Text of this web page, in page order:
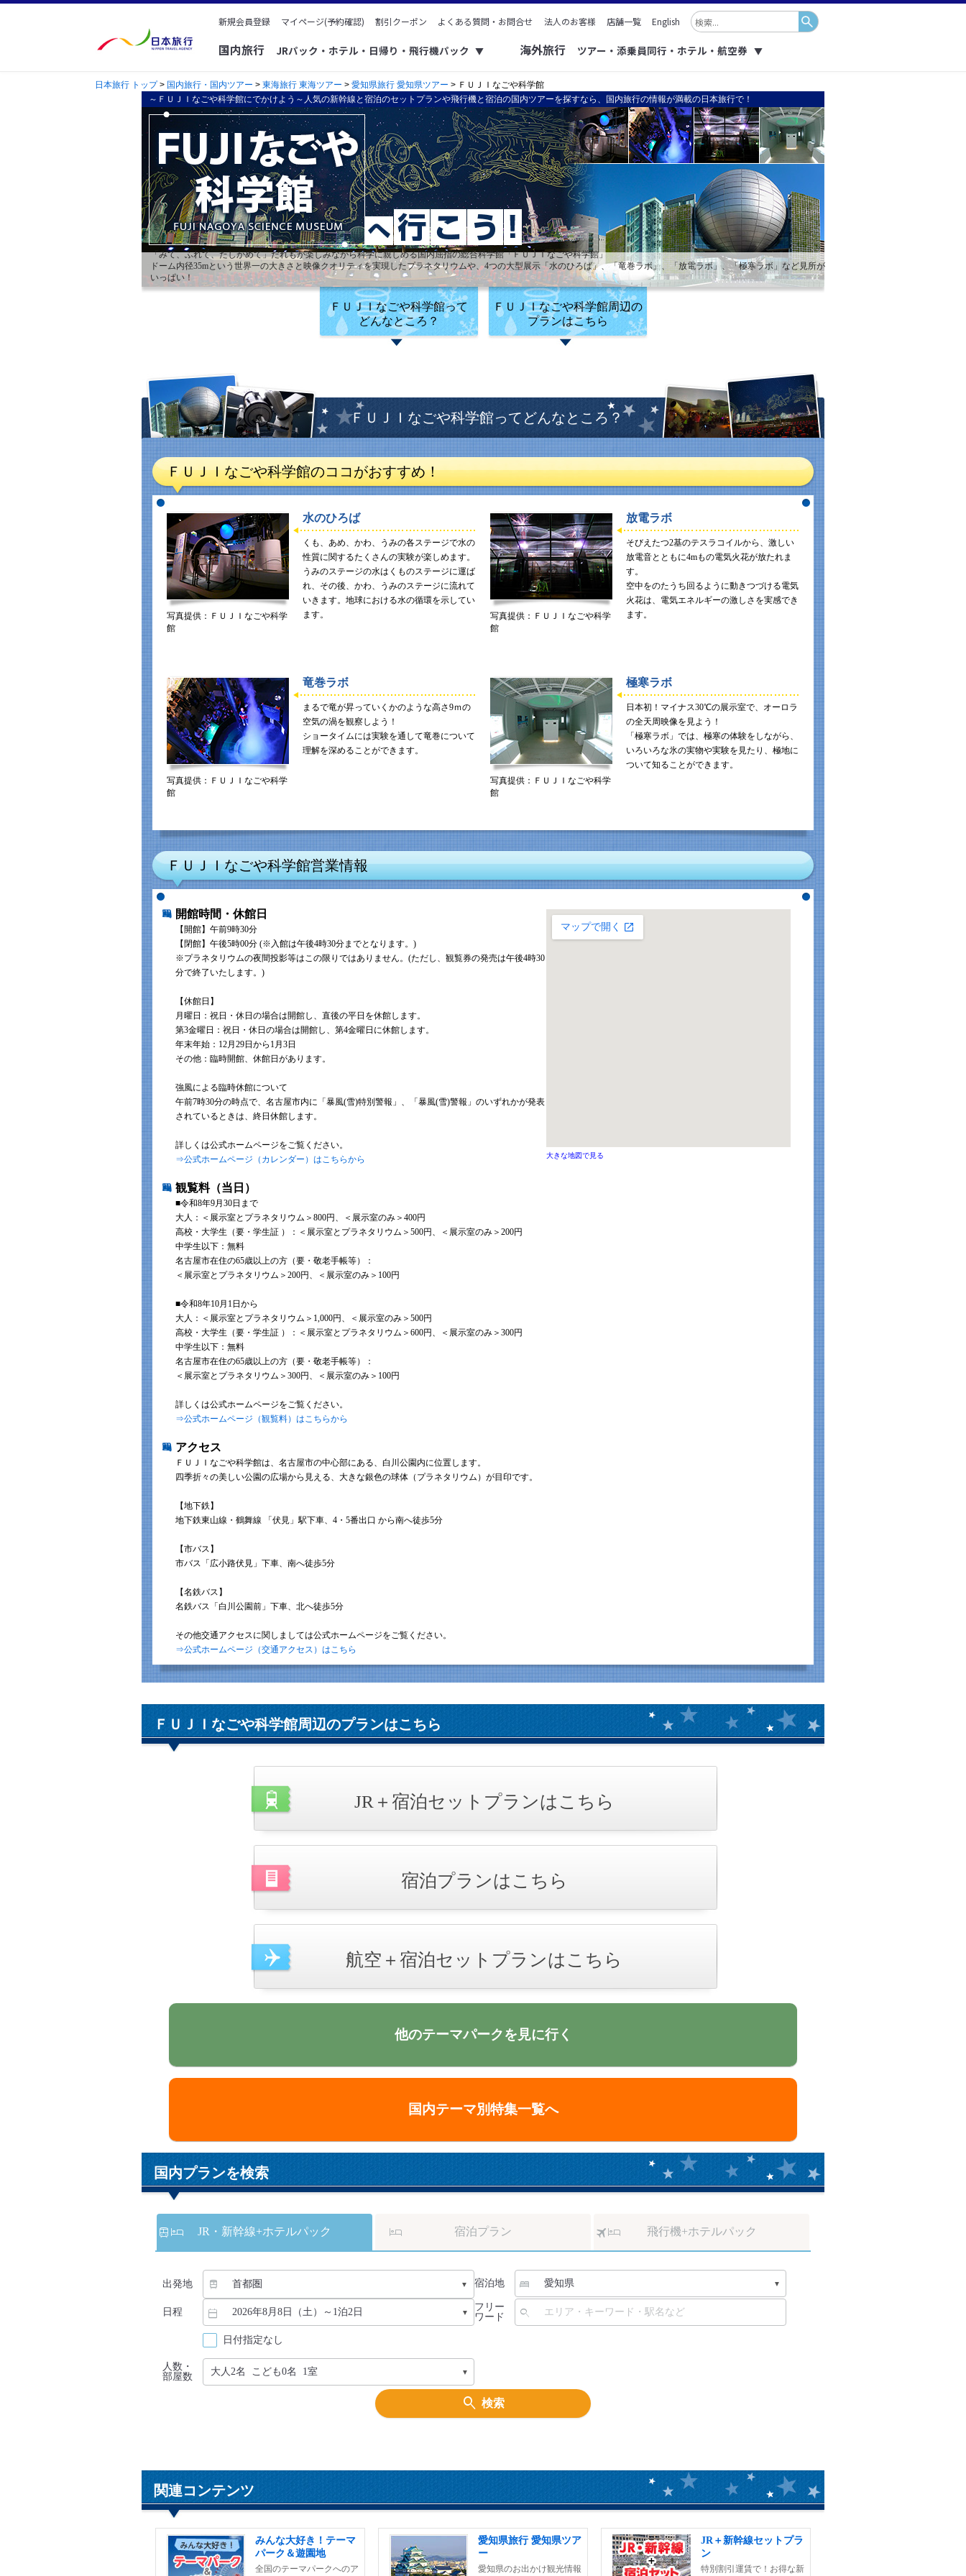
新規会員登録 マイページ(予約確認) 割引クーポン よくある質問・お問合せ 法人のお客様 店舗一覧 English
国内旅行 JRパック・ホテル・日帰り・飛行機パック ▼ 海外旅行 ツアー・添乗員同行・ホテル・航空券 ▼
日本旅行 トップ> 国内旅行・国内ツアー > 東海旅行 東海ツアー > 愛知県旅行 愛知県ツアー > ＦＵＪＩなごや科学館
～ＦＵＪＩなごや科学館にでかけよう～人気の新幹線と宿泊のセットプランや飛行機と宿泊の国内ツアーを探すなら、国内旅行の情報が満載の日本旅行で！
「みて、ふれて、たしかめて」だれもが楽しみながら科学に親しめる国内屈指の総合科学館「ＦＵＪＩなごや科学館」
ドーム内径35mという世界一の大きさと映像クオリティを実現したプラネタリウムや、4つの大型展示「水のひろば」、「竜巻ラボ」、「放電ラボ」、「極寒ラボ」など見所が
いっぱい！
ＦＵＪＩなごや科学館って
どんなところ？
ＦＵＪＩなごや科学館周辺の
プランはこちら
ＦＵＪＩなごや科学館ってどんなところ？
ＦＵＪＩなごや科学館のココがおすすめ！
写真提供：ＦＵＪＩなごや科学
館
水のひろば
くも、あめ、かわ、うみの各ステージで水の
性質に関するたくさんの実験が楽しめます。
うみのステージの水はくものステージに運ば
れ、その後、かわ、うみのステージに流れて
いきます。地球における水の循環を示してい
ます。
写真提供：ＦＵＪＩなごや科学
館
放電ラボ
そびえたつ2基のテスラコイルから、激しい
放電音とともに4mもの電気火花が放たれま
す。
空中をのたうち回るように動きつづける電気
火花は、電気エネルギーの激しさを実感でき
ます。
写真提供：ＦＵＪＩなごや科学
館
竜巻ラボ
まるで竜が昇っていくかのような高さ9ｍの
空気の渦を観察しよう！
ショータイムには実験を通して竜巻について
理解を深めることができます。
写真提供：ＦＵＪＩなごや科学
館
極寒ラボ
日本初！マイナス30℃の展示室で、オーロラ
の全天周映像を見よう！
「極寒ラボ」では、極寒の体験をしながら、
いろいろな氷の実物や実験を見たり、極地に
ついて知ることができます。
ＦＵＪＩなごや科学館営業情報
開館時間・休館日
【開館】午前9時30分
【閉館】午後5時00分 (※入館は午後4時30分までとなります。)
※プラネタリウムの夜間投影等はこの限りではありません。(ただし、観覧券の発売は午後4時30
分で終了いたします。)
【休館日】
月曜日：祝日・休日の場合は開館し、直後の平日を休館します。
第3金曜日：祝日・休日の場合は開館し、第4金曜日に休館します。
年末年始：12月29日から1月3日
その他：臨時開館、休館日があります。
強風による臨時休館について
午前7時30分の時点で、名古屋市内に「暴風(雪)特別警報」、「暴風(雪)警報」のいずれかが発表
されているときは、終日休館します。
詳しくは公式ホームページをご覧ください。
⇒公式ホームページ（カレンダー）はこちらから
観覧料（当日）
■令和8年9月30日まで
大人：＜展示室とプラネタリウム＞800円、＜展示室のみ＞400円
高校・大学生（要・学生証 ）：＜展示室とプラネタリウム＞500円、＜展示室のみ＞200円
中学生以下：無料
名古屋市在住の65歳以上の方（要・敬老手帳等）：
＜展示室とプラネタリウム＞200円、＜展示室のみ＞100円
■令和8年10月1日から
大人：＜展示室とプラネタリウム＞1,000円、＜展示室のみ＞500円
高校・大学生（要・学生証 ）：＜展示室とプラネタリウム＞600円、＜展示室のみ＞300円
中学生以下：無料
名古屋市在住の65歳以上の方（要・敬老手帳等）：
＜展示室とプラネタリウム＞300円、＜展示室のみ＞100円
詳しくは公式ホームページをご覧ください。
⇒公式ホームページ（観覧料）はこちらから
アクセス
ＦＵＪＩなごや科学館は、名古屋市の中心部にある、白川公園内に位置します。
四季折々の美しい公園の広場から見える、大きな銀色の球体（プラネタリウム）が目印です。
【地下鉄】
地下鉄東山線・鶴舞線 「伏見」駅下車、4・5番出口 から南へ徒歩5分
【市バス】
市バス「広小路伏見」下車、南へ徒歩5分
【名鉄バス】
名鉄バス「白川公園前」下車、北へ徒歩5分
その他交通アクセスに関しましては公式ホームページをご覧ください。
⇒公式ホームページ（交通アクセス）はこちら
大きな地図で見る
ＦＵＪＩなごや科学館周辺のプランはこちら
JR＋宿泊セットプランはこちら
宿泊プランはこちら
航空＋宿泊セットプランはこちら
他のテーマパークを見に行く
国内テーマ別特集一覧へ
国内プランを検索
JR・新幹線+ホテルパック 宿泊プラン 飛行機+ホテルパック
出発地 宿泊地
フリー
ワード
日程
日付指定なし
人数・
部屋数
検索
関連コンテンツ
みんな大好き！テーマ
パーク＆遊園地
全国のテーマパークへのア
愛知県旅行 愛知県ツア
ー
愛知県のお出かけ観光情報
JR＋新幹線セットプラ
ン
特別割引運賃で！お得な新